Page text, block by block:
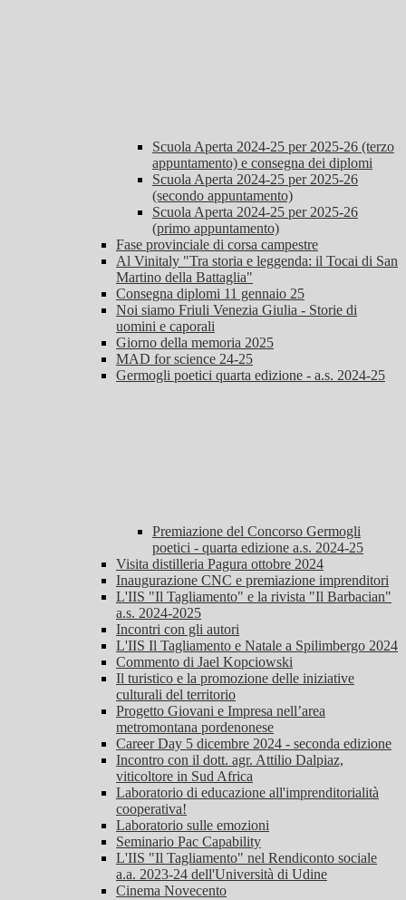
Scuola Aperta 2024-25 per 2025-26 (terzo
appuntamento) e consegna dei diplomi
Scuola Aperta 2024-25 per 2025-26
(secondo appuntamento)
Scuola Aperta 2024-25 per 2025-26
(primo appuntamento)
Fase provinciale di corsa campestre
Al Vinitaly "Tra storia e leggenda: il Tocai di San
Martino della Battaglia"
Consegna diplomi 11 gennaio 25
Noi siamo Friuli Venezia Giulia - Storie di
uomini e caporali
Giorno della memoria 2025
MAD for science 24-25
Germogli poetici quarta edizione - a.s. 2024-25
Premiazione del Concorso Germogli
poetici - quarta edizione a.s. 2024-25
Visita distilleria Pagura ottobre 2024
Inaugurazione CNC e premiazione imprenditori
L'IIS "Il Tagliamento" e la rivista "Il Barbacian"
a.s. 2024-2025
Incontri con gli autori
L'IIS Il Tagliamento e Natale a Spilimbergo 2024
Commento di Jael Kopciowski
Il turistico e la promozione delle iniziative
culturali del territorio
Progetto Giovani e Impresa nell’area
metromontana pordenonese
Career Day 5 dicembre 2024 - seconda edizione
Incontro con il dott. agr. Attilio Dalpiaz,
viticoltore in Sud Africa
Laboratorio di educazione all'imprenditorialità
cooperativa!
Laboratorio sulle emozioni
Seminario Pac Capability
L'IIS "Il Tagliamento" nel Rendiconto sociale
a.a. 2023-24 dell'Università di Udine
Cinema Novecento